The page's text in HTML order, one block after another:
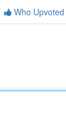
Who Upvoted